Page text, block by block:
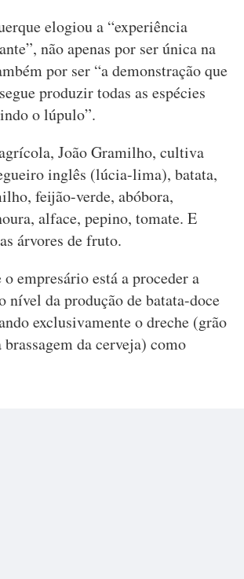
elogiou a “experiência
não apenas por ser única na
por ser “a demonstração que
produzir todas as espécies
o lúpulo”.
João Gramilho, cultiva
inglês (lúcia-lima), batata,
feijão-verde, abóbora,
alface, pepino, tomate. E
árvores de fruto.
o empresário está a proceder a
nível da produção de batata-doce
exclusivamente o dreche (grão
brassagem da cerveja) como